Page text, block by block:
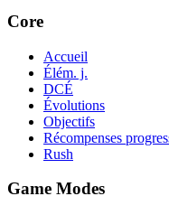
Core
Accueil
Élém. j.
DCÉ
Évolutions
Objectifs
Récompenses
Rush
Game Modes